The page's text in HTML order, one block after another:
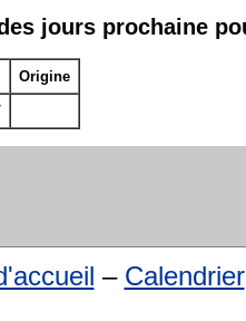
jours prochaine
Origine
– Calendrier